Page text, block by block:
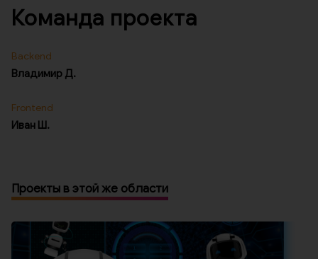
Проекты в этой же области
Команда проекта
Backend
Владимир Д.
Frontend
Иван Ш.